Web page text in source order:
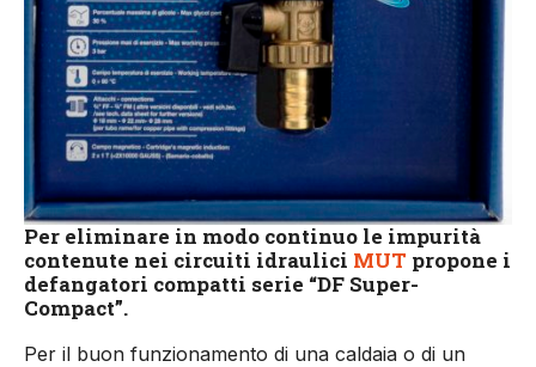
Per eliminare in modo continuo le impurità
contenute nei circuiti idraulici MUT propone i
defangatori compatti serie “DF Super-
Compact”.
Per il buon funzionamento di una caldaia o di un